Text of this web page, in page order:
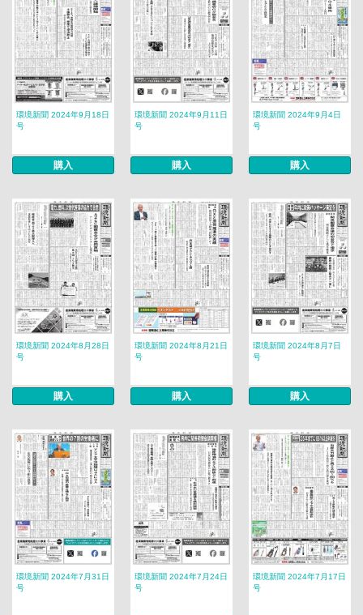
環境新聞 2024年9月18日
号
購入
環境新聞 2024年9月11日
号
購入
環境新聞 2024年9月4日
号
購入
環境新聞 2024年8月28日
号
購入
環境新聞 2024年8月21日
号
購入
環境新聞 2024年8月7日
号
購入
環境新聞 2024年7月31日
号
環境新聞 2024年7月24日
号
環境新聞 2024年7月17日
号